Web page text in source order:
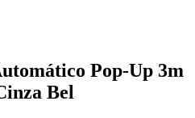
Pop-Up 3m
Bel